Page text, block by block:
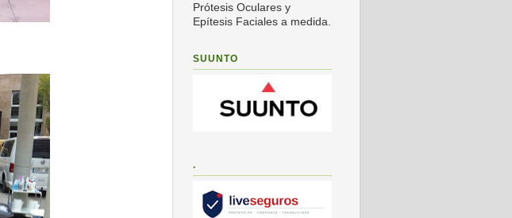
Prótesis Oculares y
Epítesis Faciales a medida.
SUUNTO
.